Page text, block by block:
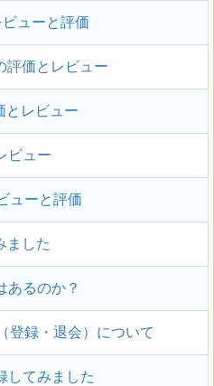
ューと評価
評価とレビュー
とレビュー
ビュー
ューと評価
ました
あるのか？
登録・退会）について
してみました